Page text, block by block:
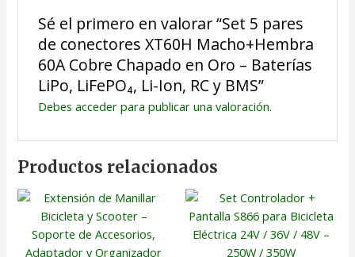
Sé el primero en valorar “Set 5 pares
de conectores XT60H Macho+Hembra
60A Cobre Chapado en Oro – Baterías
LiPo, LiFePO₄, Li-Ion, RC y BMS”
Debes accederpara publicar una valoración.
Productos relacionados